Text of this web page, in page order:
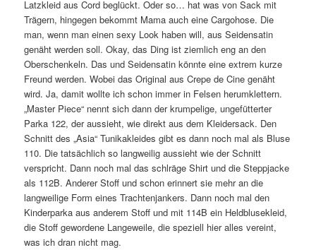
Latzkleid aus Cord beglückt. Oder so… hat was von Sack mit
Trägern, hingegen bekommt Mama auch eine Cargohose. Die
man, wenn man einen sexy Look haben will, aus Seidensatin
genäht werden soll. Okay, das Ding ist ziemlich eng an den
Oberschenkeln. Das und Seidensatin könnte eine extrem kurze
Freund werden. Wobei das Original aus Crepe de Cine genäht
wird. Ja, damit wollte ich schon immer in Felsen herumklettern.
„Master Piece“ nennt sich dann der krumpelige, ungefütterter
Parka 122, der aussieht, wie direkt aus dem Kleidersack. Den
Schnitt des „Asia“ Tunikakleides gibt es dann noch mal als Bluse
110. Die tatsächlich so langweilig aussieht wie der Schnitt
verspricht. Dann noch mal das schlräge Shirt und die Steppjacke
als 112B. Anderer Stoff und schon erinnert sie mehr an die
langweilige Form eines Trachtenjankers. Dann noch mal den
Kinderparka aus anderem Stoff und mit 114B ein Heldblusekleid,
die Stoff gewordene Langeweile, die speziell hier alles vereint,
was ich dran nicht mag.